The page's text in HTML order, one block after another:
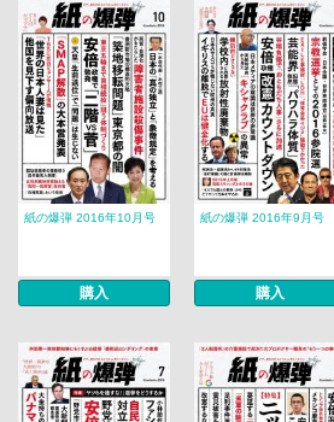
紙の爆弾 2016年10月号
購入
紙の爆弾 2016年9月号
購入